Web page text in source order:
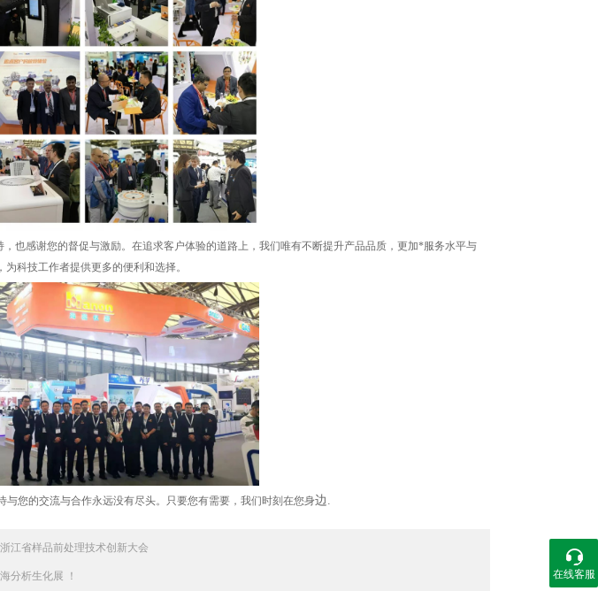
也感谢您的督促与激励。在追求客户体验的道路上，我们唯有不断提升产品品质，更加*服务水平与
科技工作者提供更多的便利和选择。
与您的交流与合作永远没有尽头。只要您有需要，我们时刻在您身边.
江省样品前处理技术创新大会
分析生化展 ！ 在线客服